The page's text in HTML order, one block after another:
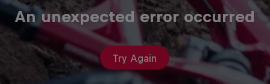
An unexpected error occurred
Try Again